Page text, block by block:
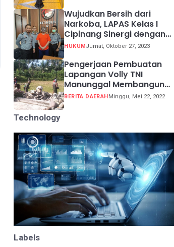
Wujudkan Bersih dari
Narkoba, LAPAS Kelas I
Cipinang Sinergi dengan
Kepolisian Resor Metro
HUKUMJumat, Oktober 27, 2023
Pengerjaan Pembuatan
Lapangan Volly TNI
Manunggal Membangun
Desa (TMMD) ke 113
BERITA DAERAHMinggu, Mei 22, 2022
Technology
Labels